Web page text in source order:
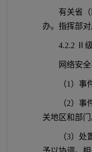
有关省
办。指挥部
4.2.2 Ⅱ
网络安
（1）
（2）
关地区和部
（3）